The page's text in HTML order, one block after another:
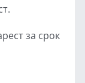
за срок